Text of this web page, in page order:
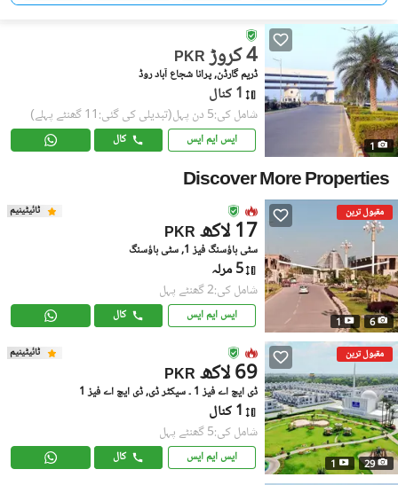
1
PKR 4 کروڑ
ڈریم گارڈن, پرانا شجاع آباد روڈ
1 کنال
شامل کی:5 دن پہل (تبدیلی کی گئی:11 گھنٹے پہلے)
ایس ایم ایس کال
Discover More Properties
مقبول ترین
6
1
ٹائیٹینیم
PKR 17 لاکھ
سٹی ہاؤسنگ فیز 1, سٹی ہاؤسنگ
5 مرلہ
شامل کی:2 گھنٹے پہل
ایس ایم ایس کال
مقبول ترین
29
1
ٹائیٹینیم
PKR 69 لاکھ
ڈی ایچ اے فیز 1 ۔ سیکٹر ڈی, ڈی ایچ اے فیز 1
1 کنال
شامل کی:5 گھنٹے پہل
ایس ایم ایس کال